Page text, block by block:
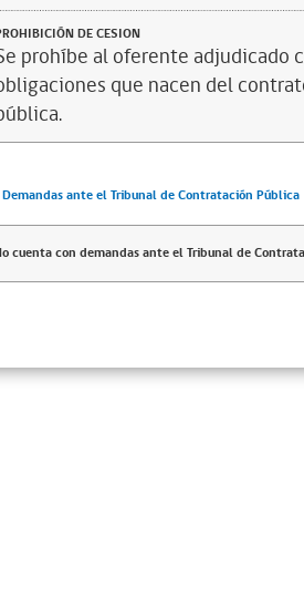
DE CESION
prohíbe al oferente adjudicado
que nacen del
ante el Tribunal de Contratación Pública
cuenta con demandas ante el Tribunal de